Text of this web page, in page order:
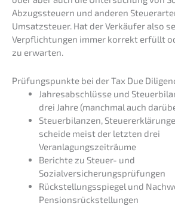
Abzugs­steu­ern und anderen
Umsatz­steu­er. Hat der Verkäu­fer also
Verpflich­tun­gen immer korrekt erfüllt
zu erwarten.
Prüfungs­punk­te bei der Tax Due
Jahres­ab­schlüs­se und
drei Jahre (manch­mal auch
Steuer­bi­lan­zen,
schei­de meist der letzten drei
Veranlagungszeiträume
Berich­te zu Steuer- und
Sozialversicherungsprüfungen
Rückstel­lungs­spie­gel und
Pensionsrückstellungen